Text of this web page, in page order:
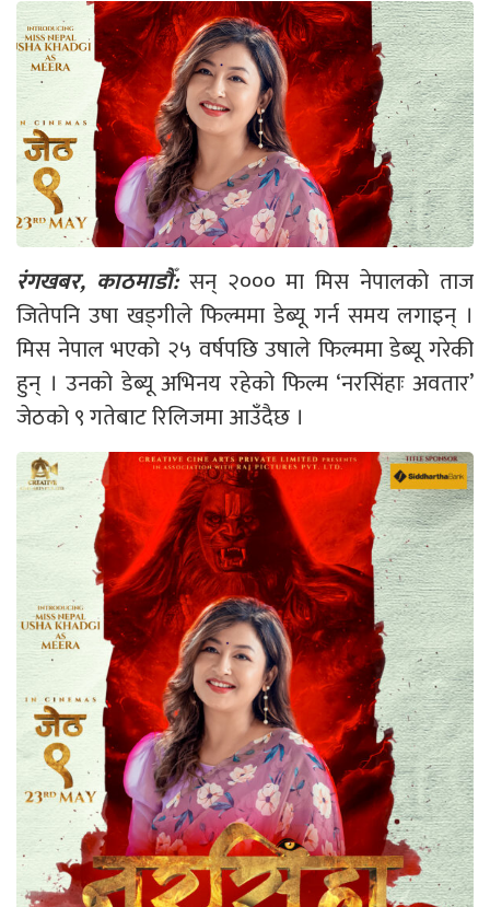
रंगखबर, काठमाडौँ: सन् २००० मा मिस नेपालको ताज
जितेपनि उषा खड्गीले फिल्ममा डेब्यू गर्न समय लगाइन् ।
मिस नेपाल भएको २५ वर्षपछि उषाले फिल्ममा डेब्यू गरेकी
हुन् । उनको डेब्यू अभिनय रहेको फिल्म ‘नरसिंहाः अवतार’
जेठको ९ गतेबाट रिलिजमा आउँदैछ ।